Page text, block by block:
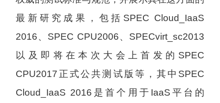
最新研究成果，包括SPEC Cloud_IaaS
2016、SPEC CPU2006、SPECvirt_sc2013
以及即将在本次大会上首发的SPEC
CPU2017正式公共测试版等，其中SPEC
Cloud_IaaS 2016是首个用于IaaS平台的